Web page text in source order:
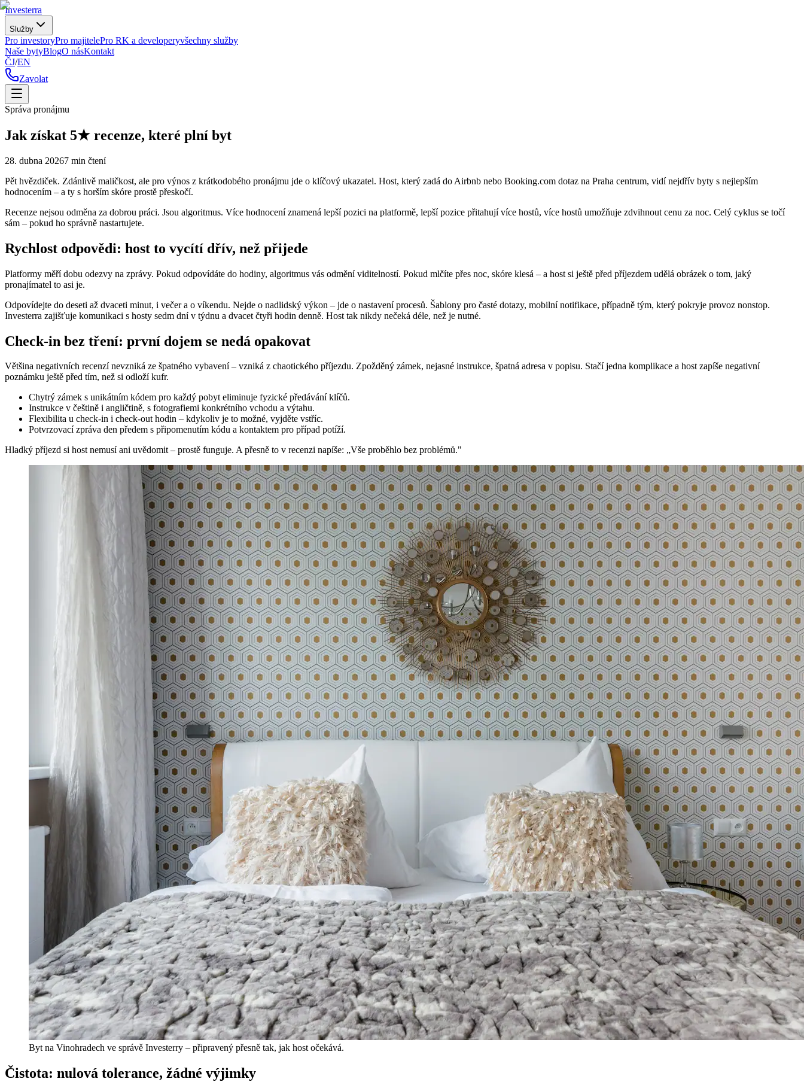
Investerra
Služby
Pro investoryPro majitelePro RK a developeryvšechny služby
Naše bytyBlogO násKontakt
ČJ/EN
Zavolat
Správa pronájmu
Jak získat 5★ recenze, které plní byt
28. dubna 20267 min čtení
Pět hvězdiček. Zdánlivě maličkost, ale pro výnos z krátkodobého pronájmu jde o klíčový ukazatel. Host, který zadá do Airbnb nebo Booking.com dotaz na Praha centrum, vidí nejdřív byty s nejlepším
hodnocením – a ty s horším skóre prostě přeskočí.
Recenze nejsou odměna za dobrou práci. Jsou algoritmus. Více hodnocení znamená lepší pozici na platformě, lepší pozice přitahují více hostů, více hostů umožňuje zdvihnout cenu za noc. Celý cyklus se točí
sám – pokud ho správně nastartujete.
Rychlost odpovědi: host to vycítí dřív, než přijede
Platformy měří dobu odezvy na zprávy. Pokud odpovídáte do hodiny, algoritmus vás odmění viditelností. Pokud mlčíte přes noc, skóre klesá – a host si ještě před příjezdem udělá obrázek o tom, jaký
pronajímatel to asi je.
Odpovídejte do deseti až dvaceti minut, i večer a o víkendu. Nejde o nadlidský výkon – jde o nastavení procesů. Šablony pro časté dotazy, mobilní notifikace, případně tým, který pokryje provoz nonstop.
Investerra zajišťuje komunikaci s hosty sedm dní v týdnu a dvacet čtyři hodin denně. Host tak nikdy nečeká déle, než je nutné.
Check-in bez tření: první dojem se nedá opakovat
Většina negativních recenzí nevzniká ze špatného vybavení – vzniká z chaotického příjezdu. Zpožděný zámek, nejasné instrukce, špatná adresa v popisu. Stačí jedna komplikace a host zapíše negativní
poznámku ještě před tím, než si odloží kufr.
Chytrý zámek s unikátním kódem pro každý pobyt eliminuje fyzické předávání klíčů.
Instrukce v češtině i angličtině, s fotografiemi konkrétního vchodu a výtahu.
Flexibilita u check-in i check-out hodin – kdykoliv je to možné, vyjděte vstříc.
Potvrzovací zpráva den předem s připomenutím kódu a kontaktem pro případ potíží.
Hladký příjezd si host nemusí ani uvědomit – prostě funguje. A přesně to v recenzi napíše: „Vše proběhlo bez problémů."
Byt na Vinohradech ve správě Investerry – připravený přesně tak, jak host očekává.
Čistota: nulová tolerance, žádné výjimky